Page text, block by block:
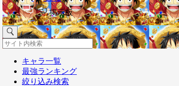
掲示板
キャラ一覧
最強ランキング
絞り込み検索